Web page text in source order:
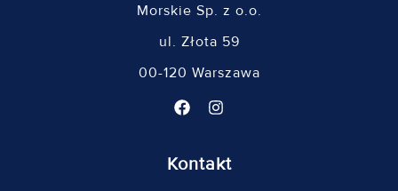
Morskie Sp. z o.o.
ul. Złota 59
00-120 Warszawa
Kontakt